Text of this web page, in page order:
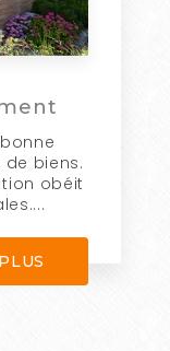
biens.
obéit